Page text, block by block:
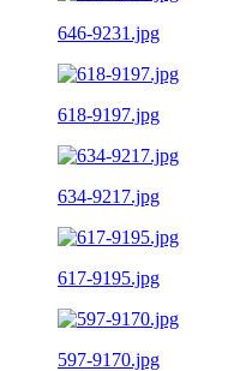
646-9231.jpg
618-9197.jpg
634-9217.jpg
617-9195.jpg
597-9170.jpg